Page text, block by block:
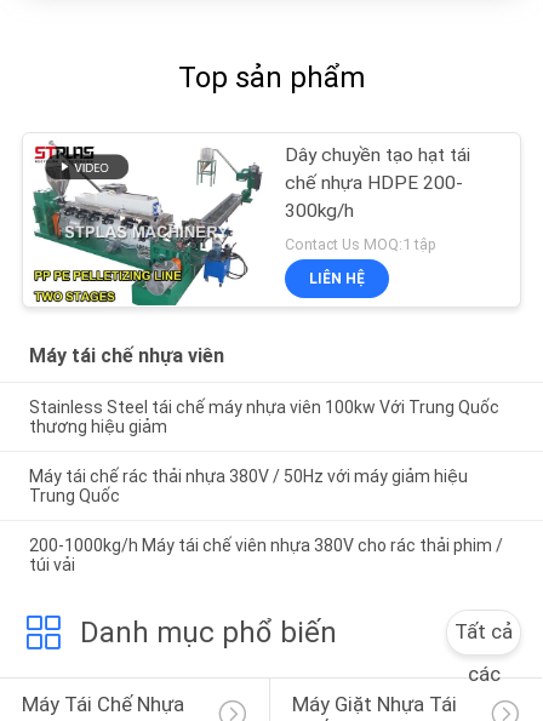
Top sản phẩm
Dây chuyền tạo hạt tái
chế nhựa HDPE 200-
300kg/h
Contact Us MOQ:1 tập
LIÊN HỆ
Máy tái chế nhựa viên
Stainless Steel tái chế máy nhựa viên 100kw Với Trung Quốc
thương hiệu giảm
Máy tái chế rác thải nhựa 380V / 50Hz với máy giảm hiệu
Trung Quốc
200-1000kg/h Máy tái chế viên nhựa 380V cho rác thải phim /
túi vải
Danh mục phổ biến
Tất cả
các
Máy Tái Chế Nhựa
Máy Giặt Nhựa Tái